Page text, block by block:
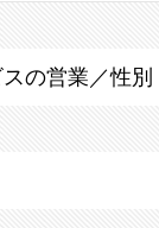
の営業／性別